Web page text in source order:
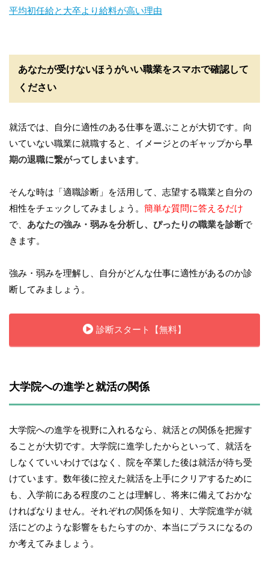
平均初任給と大卒より給料が高い理由
あなたが受けないほうがいい職業をスマホで確認して
ください
就活では、自分に適性のある仕事を選ぶことが大切です。向
いていない職業に就職すると、イメージとのギャップから早
期の退職に繋がってしまいます。
そんな時は「適職診断」を活用して、志望する職業と自分の
相性をチェックしてみましょう。 簡単な質問に答えるだけ
で、 あなたの強み・弱みを分析し、ぴったりの職業を診断で
きます。
強み・弱みを理解し、自分がどんな仕事に適性があるのか診
断してみましょう。
診断スタート【無料】
大学院への進学と就活の関係
大学院への進学を視野に入れるなら、就活との関係を把握す
ることが大切です。大学院に進学したからといって、就活を
しなくていいわけではなく、院を卒業した後は就活が待ち受
けています。数年後に控えた就活を上手にクリアするために
も、入学前にある程度のことは理解し、将来に備えておかな
ければなりません。それぞれの関係を知り、大学院進学が就
活にどのような影響をもたらすのか、本当にプラスになるの
か考えてみましょう。